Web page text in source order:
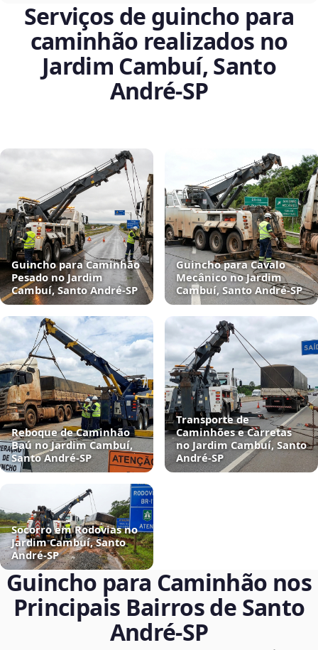
Serviços de guincho para
caminhão realizados no
Jardim Cambuí, Santo
André‑SP
Guincho para Caminhão
Pesado no Jardim
Cambuí, Santo André‑SP
Guincho para Cavalo
Mecânico no Jardim
Cambuí, Santo André‑SP
Reboque de Caminhão
Baú no Jardim Cambuí,
Santo André‑SP
Transporte de
Caminhões e Carretas
no Jardim Cambuí, Santo
André‑SP
Socorro em Rodovias no
Jardim Cambuí, Santo
André‑SP
Guincho para Caminhão nos
Principais Bairros de Santo
André‑SP